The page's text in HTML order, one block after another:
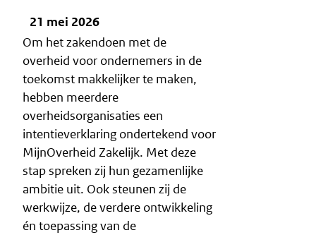
21 mei 2026
Om het zakendoen met de
overheid voor ondernemers in de
toekomst makkelijker te maken,
hebben meerdere
overheidsorganisaties een
intentieverklaring ondertekend voor
MijnOverheid Zakelijk. Met deze
stap spreken zij hun gezamenlijke
ambitie uit. Ook steunen zij de
werkwijze, de verdere ontwikkeling
én toepassing van de